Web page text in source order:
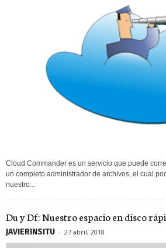
Cloud Commander es un servicio que puede
un completo administrador de archivos, el cual
nuestro...
Du y Df: Nuestro espacio en disco
JAVIERINSITU - 27 abril, 2018